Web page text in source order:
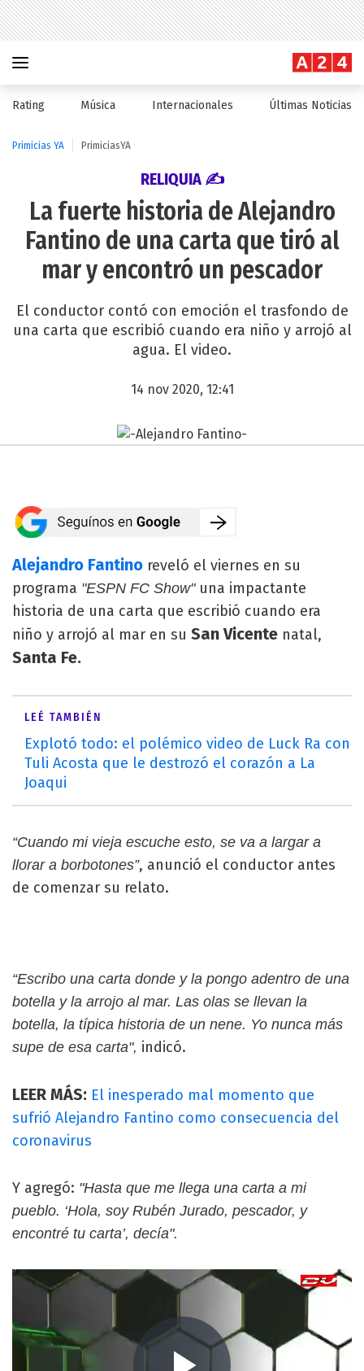
Rating Música Internacionales Últimas Noticias
Primicias YA PrimiciasYA
RELIQUIA ✍
La fuerte historia de Alejandro
Fantino de una carta que tiró al
mar y encontró un pescador
El conductor contó con emoción el trasfondo de
una carta que escribió cuando era niño y arrojó al
agua. El video.
14 nov 2020, 12:41
Alejandro Fantino reveló el viernes en su
programa "ESPN FC Show" una impactante
historia de una carta que escribió cuando era
niño y arrojó al mar en su San Vicente natal,
Santa Fe.
LEÉ TAMBIÉN
Explotó todo: el polémico video de Luck Ra con
Tuli Acosta que le destrozó el corazón a La
Joaqui
“Cuando mi vieja escuche esto, se va a largar a
llorar a borbotones”, anunció el conductor antes
de comenzar su relato.
“Escribo una carta donde y la pongo adentro de una
botella y la arrojo al mar. Las olas se llevan la
botella, la típica historia de un nene. Yo nunca más
supe de esa carta", indicó.
LEER MÁS: El inesperado mal momento que
sufrió Alejandro Fantino como consecuencia del
coronavirus
Y agregó: "Hasta que me llega una carta a mi
pueblo. ‘Hola, soy Rubén Jurado, pescador, y
encontré tu carta’, decía".